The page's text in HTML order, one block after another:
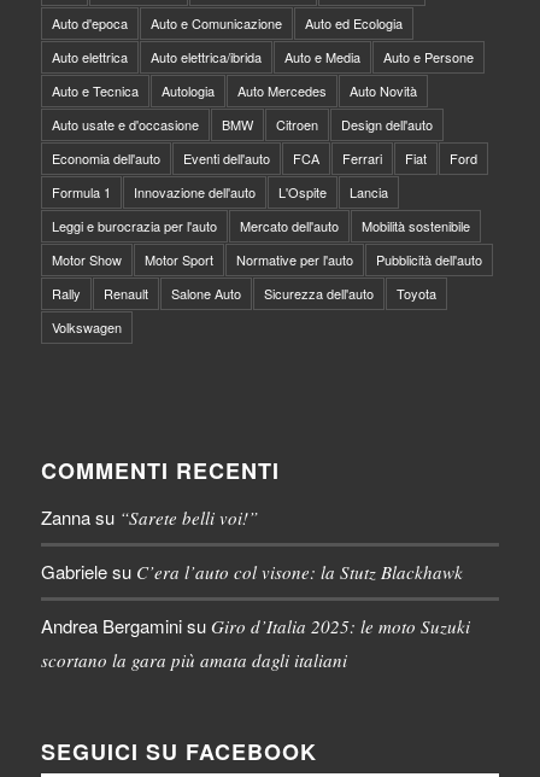
Auto d'epoca
Auto e Comunicazione
Auto ed Ecologia
Auto elettrica
Auto elettrica/ibrida Auto e Media
Auto e Persone
Auto e Tecnica
Autologia Auto Mercedes
Auto Novità
Auto usate e d'occasione
BMW Citroen
Design dell'auto
Economia dell'auto
Eventi dell'auto FCA Ferrari Fiat
Ford
Formula 1
Innovazione dell'auto L'Ospite
Lancia
Leggi e burocrazia per l'auto
Mercato dell'auto
Mobilità sostenibile
Motor Show
Motor Sport Normative per l'auto
Pubblicità dell'auto
Rally
Renault Salone Auto Sicurezza dell'auto
Toyota
Volkswagen
COMMENTI RECENTI
Zannasu “Sarete belli voi!”
Gabrielesu C’era l’auto col visone: la Stutz Blackhawk
Andrea Bergaminisu Giro d’Italia 2025: le moto Suzuki
scortano la gara più amata dagli italiani
SEGUICI SU FACEBOOK